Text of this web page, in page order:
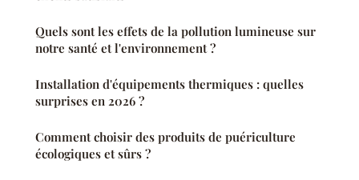
Quels sont les effets de la pollution lumineuse sur
notre santé et l'environnement ?
Installation d'équipements thermiques : quelles
surprises en 2026 ?
Comment choisir des produits de puériculture
écologiques et sûrs ?